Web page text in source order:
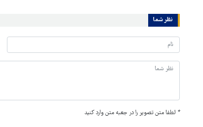
نظر شما
* لطفا متن تصویر را در جعبه متن وارد کنید